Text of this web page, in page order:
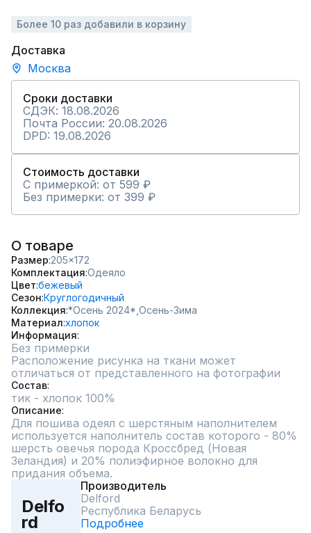
Более 10 раз добавили в корзину
Доставка
Москва
Сроки доставки
СДЭК: 18.08.2026
Почта России: 20.08.2026
DPD: 19.08.2026
Стоимость доставки
С примеркой: от 599 ₽
Без примерки: от 399 ₽
О товаре
Размер 205x172
Комплектация Одеяло
Цвет бежевый
Сезон Круглогодичный
Коллекция *Осень 2024*, Осень-Зима
Материал хлопок
Информация
Без примерки
Расположение рисунка на ткани может
отличаться от представленного на фотографии
Состав
тик - хлопок 100%
Описание
Для пошива одеял с шерстяным наполнителем
используется наполнитель состав которого - 80%
шерсть овечья порода Кроссбред (Новая
Зеландия) и 20% полиэфирное волокно для
придания объема.
Delfo
rd
Производитель
Delford
Республика Беларусь
Подробнее